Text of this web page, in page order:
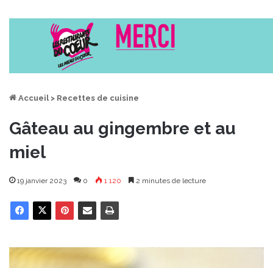
Accueil > Recettes de cuisine
Gâteau au gingembre et au
miel
19 janvier 2023 0 1 120 2 minutes de lecture